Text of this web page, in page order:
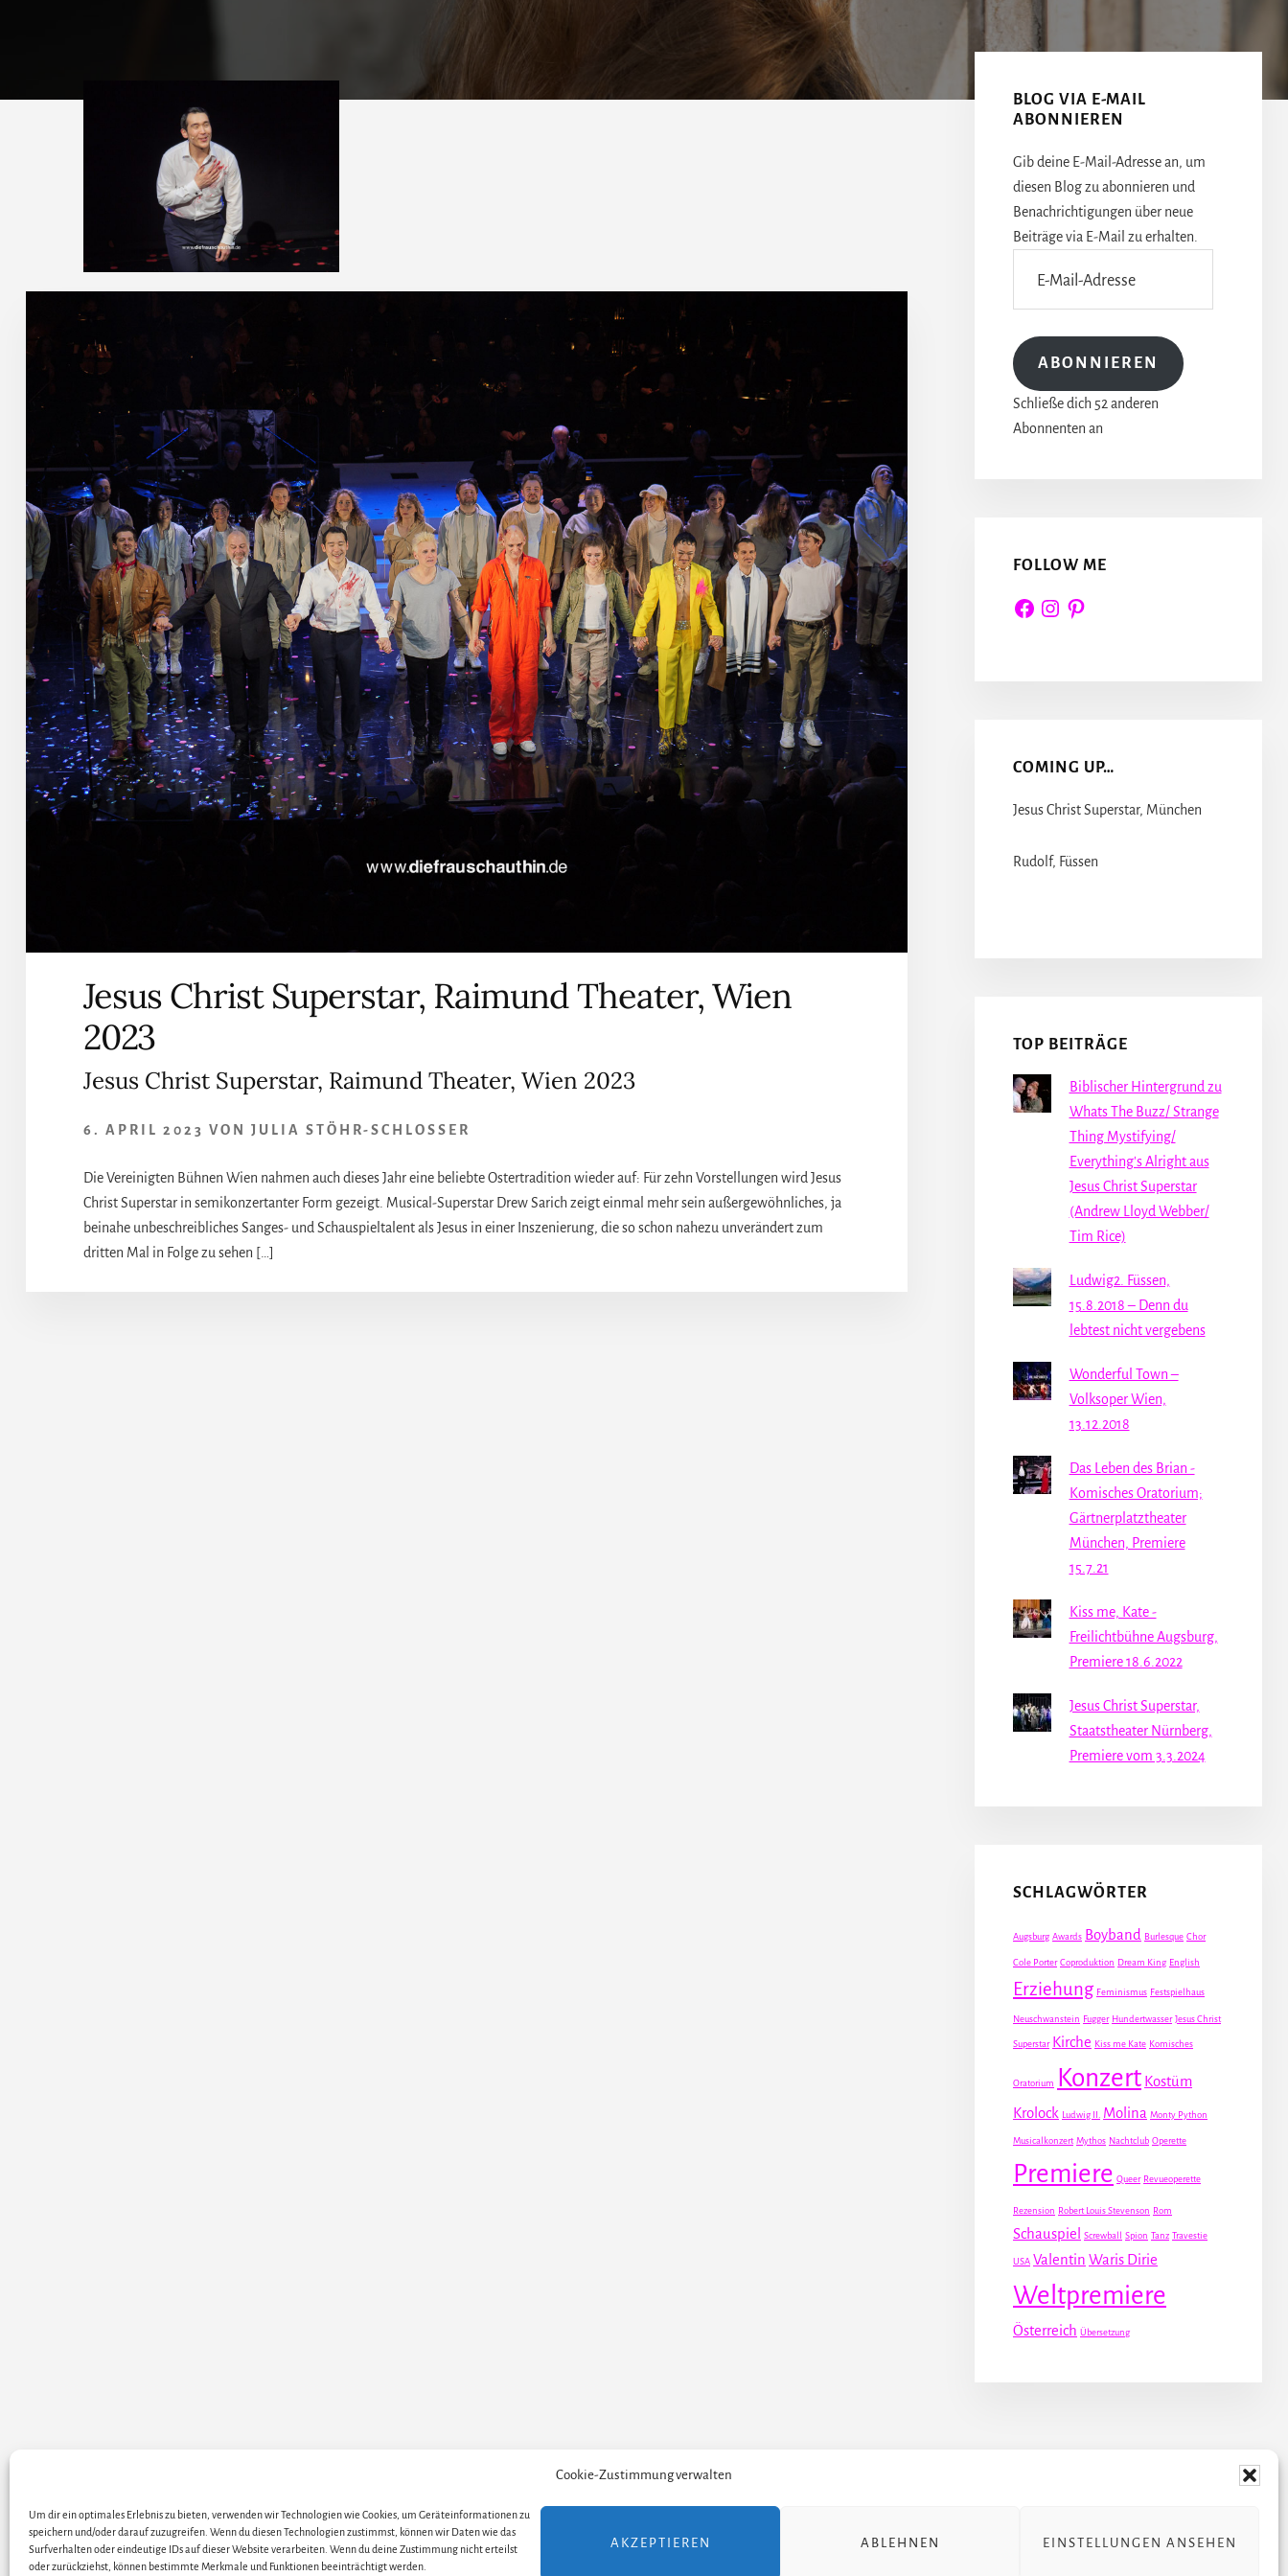
Cookie-Zustimmung verwalten
Um dir ein optimales Erlebnis zu bieten, verwenden wir Technologien wie Cookies, um Geräteinformationen zu
speichern und/oder darauf zuzugreifen. Wenn du diesen Technologien zustimmst, können wir Daten wie das
Surfverhalten oder eindeutige IDs auf dieser Website verarbeiten. Wenn du deine Zustimmung nicht erteilst
oder zurückziehst, können bestimmte Merkmale und Funktionen beeinträchtigt werden.
AKZEPTIEREN ABLEHNEN EINSTELLUNGEN ANSEHEN
Jesus Christ Superstar, Raimund Theater, Wien
2023
Jesus Christ Superstar, Raimund Theater, Wien 2023
6. APRIL 2023 VON JULIA STÖHR-SCHLOSSER
Die Vereinigten Bühnen Wien nahmen auch dieses Jahr eine beliebte Ostertradition wieder auf: Für zehn Vorstellungen wird Jesus
Christ Superstar in semikonzertanter Form gezeigt. Musical-Superstar Drew Sarich zeigt einmal mehr sein außergewöhnliches, ja
beinahe unbeschreibliches Sanges- und Schauspieltalent als Jesus in einer Inszenierung, die so schon nahezu unverändert zum
dritten Mal in Folge zu sehen […]
BLOG VIA E-MAIL
ABONNIEREN
Gib deine E-Mail-Adresse an, um
diesen Blog zu abonnieren und
Benachrichtigungen über neue
Beiträge via E-Mail zu erhalten.
Mail-
Adresse
ABONNIEREN
Schließe dich 52 anderen
Abonnenten an
FOLLOW ME
FacebookInstagram
Pinterest
COMING UP…
Jesus Christ Superstar, München
Rudolf, Füssen
TOP BEITRÄGE
Biblischer Hintergrund zu
Whats The Buzz/ Strange
Thing Mystifying/
Everything's Alright aus
Jesus Christ Superstar
(Andrew Lloyd Webber/
Tim Rice)
Ludwig2. Füssen,
15.8.2018 – Denn du
lebtest nicht vergebens
Wonderful Town –
Volksoper Wien,
13.12.2018
Das Leben des Brian -
Komisches Oratorium;
Gärtnerplatztheater
München, Premiere
15.7.21
Kiss me, Kate -
Freilichtbühne Augsburg,
Premiere 18.6.2022
Jesus Christ Superstar,
Staatstheater Nürnberg,
Premiere vom 3.3.2024
SCHLAGWÖRTER
Augsburg Awards Boyband Burlesque Chor
Cole Porter Coproduktion Dream King English
Erziehung Feminismus Festspielhaus
Neuschwanstein Fugger Hundertwasser Jesus Christ
Superstar Kirche Kiss me Kate Komisches
Oratorium Konzert Kostüm
Krolock Ludwig II. Molina Monty Python
Musicalkonzert Mythos Nachtclub Operette
Premiere Queer Revueoperette
Rezension Robert Louis Stevenson Rom
Schauspiel Screwball Spion Tanz Travestie
USA Valentin Waris Dirie
Weltpremiere
Österreich Übersetzung
ALLE KÜNSTLER / DARSTELLER ALLE THEATER UND ORTE